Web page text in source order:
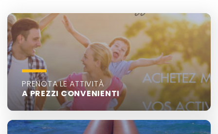
PRENOTA LE ATTIVITÀ
A PREZZI CONVENIENTI